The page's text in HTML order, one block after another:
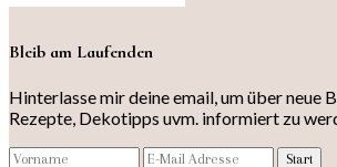
Bleib am Laufenden
Hinterlasse mir deine email, um über neue
Rezepte, Dekotipps uvm. informiert zu